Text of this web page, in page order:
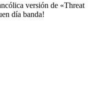
versión de «Threat
día banda!